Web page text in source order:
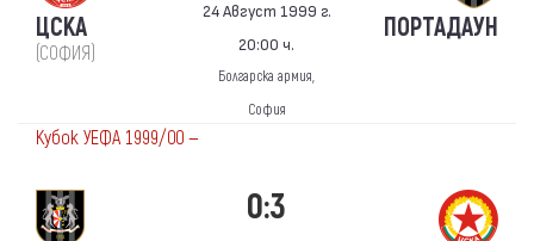
ЦСКА
(СОФИЯ)
24 Август 1999 г.
20:00 ч.
Болгарска армия,
София
ПОРТАДАУН
Кубок УЕФА 1999/00 —
0:3